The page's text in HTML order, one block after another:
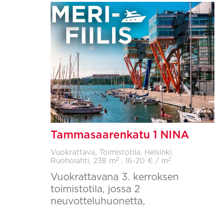
Tammasaarenkatu 1 NINA
Vuokrattava, Toimistotila, Helsinki,
Ruoholahti, 238 m2 , 16-20 € / m2
Vuokrattavana 3. kerroksen
toimistotila, jossa 2
neuvotteluhuonetta,